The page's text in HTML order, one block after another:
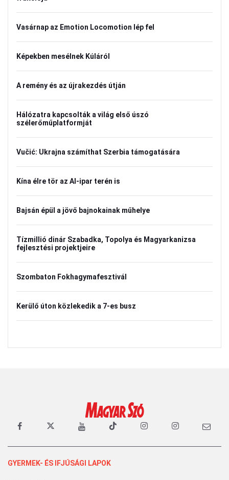
Vasárnap az Emotion Locomotion lép fel
Képekben mesélnek Kúláról
A remény és az újrakezdés útján
Hálózatra kapcsolták a világ első úszó
szélerőműplatformját
Vučić: Ukrajna számíthat Szerbia támogatására
Kína élre tör az AI-ipar terén is
Bajsán épül a jövő bajnokainak műhelye
Tízmillió dinár Szabadka, Topolya és Magyarkanizsa
fejlesztési projektjeire
Szombaton Fokhagymafesztivál
Kerülő úton közlekedik a 7-es busz
GYERMEK- ÉS IFJÚSÁGI LAPOK